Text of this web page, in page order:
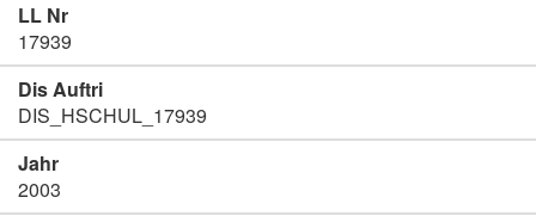
LL Nr
17939
Dis Auftri
DIS_HSCHUL_17939
Jahr
2003